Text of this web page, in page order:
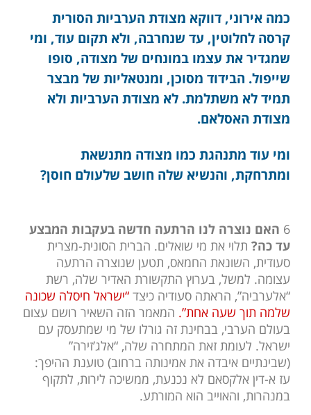
כמה אירוני, דווקא מצודת הערביות הסורית
קרסה לחלוטין, עד שנחרבה, ולא תקום עוד, ומי
שמגדיר את עצמו במונחים של מצודה, סופו
שייפול. הבידוד מסוכן, ומנטאליות של מבצר
תמיד לא משתלמת. לא מצודת הערביות ולא
מצודת האסלאם.
ומי עוד מתנהגת כמו מצודה מתנשאת
ומתרחקת, והנשיא שלה חושב שלעולם חוסן?
6 האם נוצרה לנו הרתעה חדשה בעקבות המבצע
עד כה? תלוי את מי שואלים. הברית הסונית-מצרית
סעודית, השונאת החמאס, תטען שנוצרה הרתעה
עצומה. למשל, בערוץ התקשורת האדיר שלה, רשת
“אלערביה”, הראתה סעודיה כיצד “ישראל חיסלה שכונה
שלמה תוך שעה אחת”. המאמר הזה השאיר רושם עצום
בעולם הערבי, בבחינת זה גורלו של מי שמתעסק עם
ישראל. לעומת זאת המתחרה שלה, “אלג’זירה”
(שבינתיים איבדה את אמינותה ברחוב) טוענת ההיפך:
עז א-דין אלקסאם לא נכנעת, ממשיכה לירות, לתקוף
במנהרות, והאוייב הוא המורתע.